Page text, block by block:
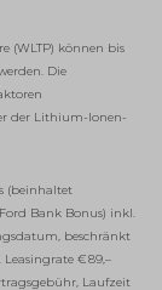
(WLTP) können bis
Die
der Lithium-Ionen-
(beinhaltet
Bank Bonus) inkl.
beschränkt
Leasingrate € 89,–
Laufzeit